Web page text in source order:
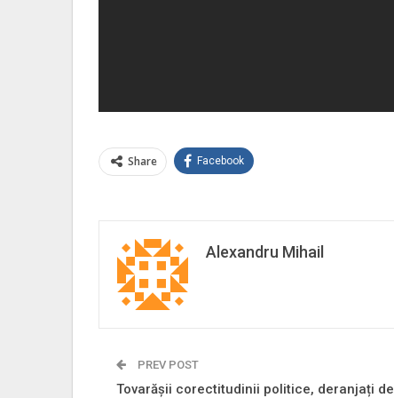
Share Facebook
Alexandru Mihail
PREV POST
Tovarășii corectitudinii politice, deranjați de